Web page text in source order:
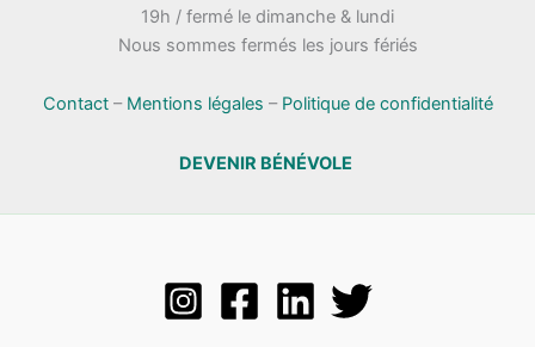
19h / fermé le dimanche & lundi
Nous sommes fermés les jours fériés
Contact– Mentions légales – Politique de confidentialité
DEVENIR BÉNÉVOLE